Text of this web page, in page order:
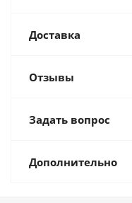
Доставка
Отзывы
Задать вопрос
Дополнительно